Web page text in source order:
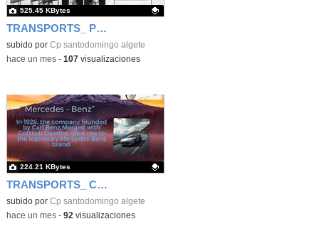
TRANSPORTS_ PLANE
Contenido educativo.
subido por Cp santodomingo algete
525.45 KBytes
-hace un mes- 107visualizaciones
TRANSPORTS_ CARS
Contenido educativo.
subido por Cp santodomingo algete
224.21 KBytes
-hace un mes- 92 visualizaciones